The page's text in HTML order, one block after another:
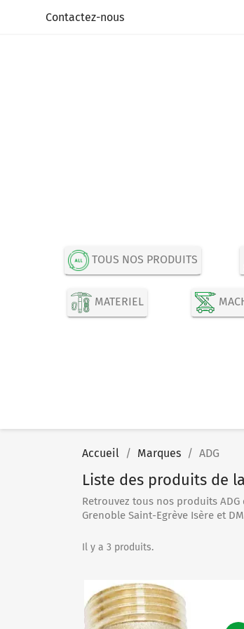
Contactez-nous
TOUS NOS PRODUITS
MATERIEL
Accueil Marques ADG
Liste des produits de
Retrouvez tous nos produits
Grenoble Saint-Egrève Isère et
Il y a 3 produits.